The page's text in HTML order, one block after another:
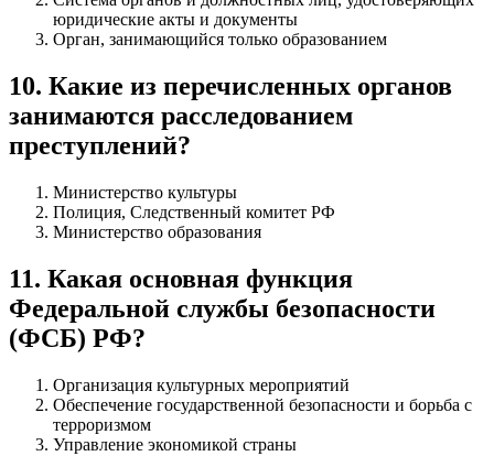
юридические акты и документы
Орган, занимающийся только образованием
10. Какие из перечисленных органов
занимаются расследованием
преступлений?
Министерство культуры
Полиция, Следственный комитет РФ
Министерство образования
11. Какая основная функция
Федеральной службы безопасности
(ФСБ) РФ?
Организация культурных мероприятий
Обеспечение государственной безопасности и борьба с
терроризмом
Управление экономикой страны